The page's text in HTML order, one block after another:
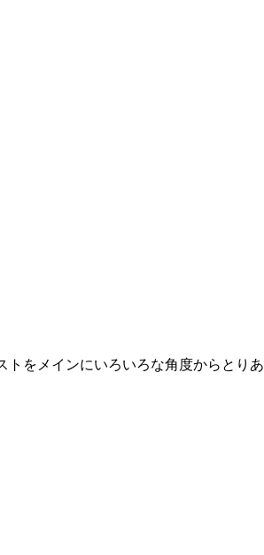
をメインにいろいろな角度からとりあ